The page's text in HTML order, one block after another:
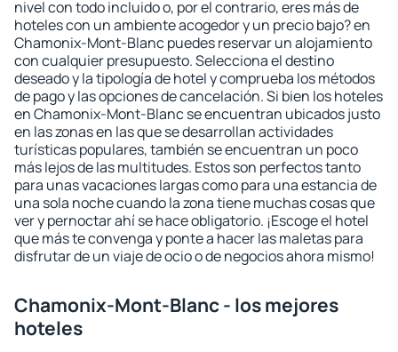
nivel con todo incluido o, por el contrario, eres más de
hoteles con un ambiente acogedor y un precio bajo? en
Chamonix-Mont-Blanc puedes reservar un alojamiento
con cualquier presupuesto. Selecciona el destino
deseado y la tipología de hotel y comprueba los métodos
de pago y las opciones de cancelación. Si bien los hoteles
en Chamonix-Mont-Blanc se encuentran ubicados justo
en las zonas en las que se desarrollan actividades
turísticas populares, también se encuentran un poco
más lejos de las multitudes. Estos son perfectos tanto
para unas vacaciones largas como para una estancia de
una sola noche cuando la zona tiene muchas cosas que
ver y pernoctar ahí se hace obligatorio. ¡Escoge el hotel
que más te convenga y ponte a hacer las maletas para
disfrutar de un viaje de ocio o de negocios ahora mismo!
Chamonix-Mont-Blanc - los mejores
hoteles